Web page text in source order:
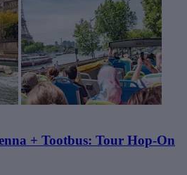
+ Tootbus: Tour Hop-On